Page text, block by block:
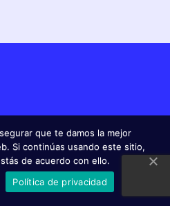
que te damos la mejor
Si continúas usando este sitio,
de acuerdo con ello.
Política de privacidad